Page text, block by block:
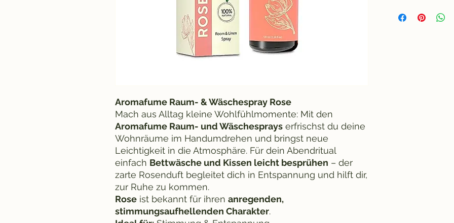
Aromafume Raum- & Wäschespray Rose
Mach aus Alltag kleine Wohlfühlmomente: Mit den
Aromafume Raum- und Wäschesprays erfrischst du deine
Wohnräume im Handumdrehen und bringst neue
Leichtigkeit in die Atmosphäre. Für dein Abendritual
einfach Bettwäsche und Kissen leicht besprühen – der
zarte Rosenduft begleitet dich in Entspannung und hilft dir,
zur Ruhe zu kommen.
Rose ist bekannt für ihren anregenden,
stimmungsaufhellenden Charakter.